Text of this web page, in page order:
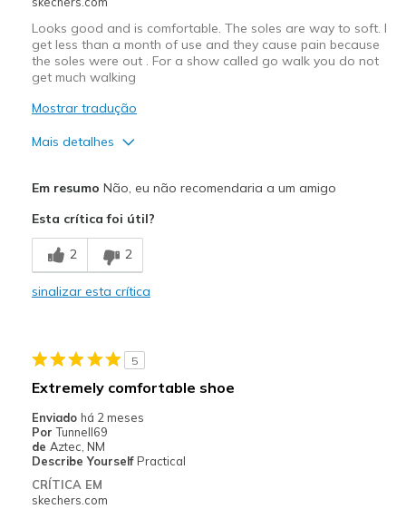
Looks good and is comfortable. The soles are way to soft. I
get less than a month of use and they cause pain because
the soles were out . For a show called go walk you do not
get much walking
Mostrar tradução
Mais detalhes
Breathe Well
Comfortable
Wear Out Quickly
Melhores utilizações
Casual Wear
Width
Sizing
Em resumo Não, eu não recomendaria a um amigo
Esta crítica foi útil?
2 2
sinalizar esta crítica
5
Extremely comfortable shoe
Enviado há 2 meses
Por Tunnell69
de Aztec, NM
Describe Yourself Practical
CRÍTICA EM
skechers.com